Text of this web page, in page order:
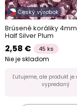
Český výrobok
Brúsené koráliky
Half Silver Plum
2,58 € 45 ks
Nie je skladom
Ľutujeme, ale produkt je
vypredaný